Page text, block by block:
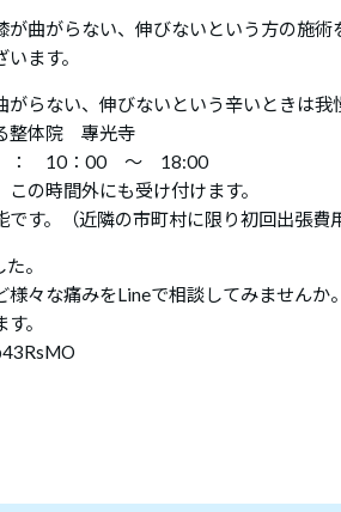
が曲がらない、伸びないという方の施
ます。
がらない、伸びないという辛いときは我
整体院 專光寺
： 10：00 ～ 18:00
この時間外にも受け付けます。
です。（近隣の市町村に限り初回出張費
。
様々な痛みをLineで相談してみませんか。
。